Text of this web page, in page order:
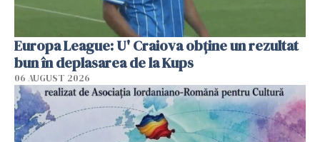
Europa League: U' Craiova obține un rezultat
bun în deplasarea de la Kups
06 AUGUST 2026